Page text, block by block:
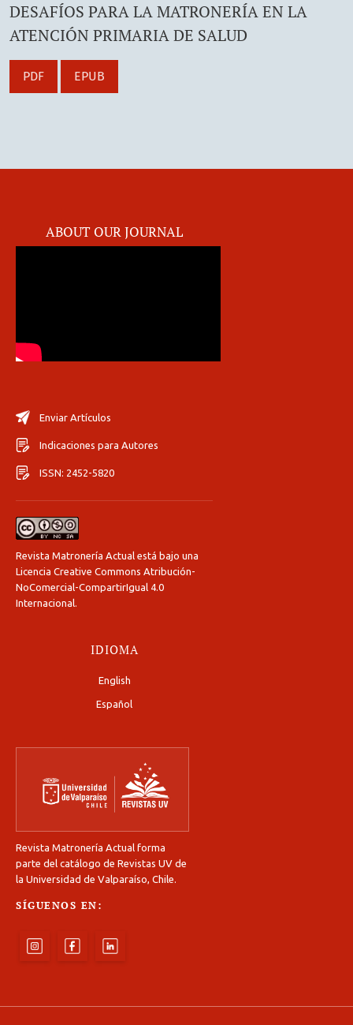
DESAFÍOS PARA LA MATRONERÍA EN LA
ATENCIÓN PRIMARIA DE SALUD
PDF EPUB
ABOUT OUR JOURNAL
Enviar Artículos
Indicaciones para Autores
ISSN: 2452-5820
Revista Matronería Actual está bajo una
Licencia Creative Commons Atribución-
NoComercial-CompartirIgual 4.0
Internacional
IDIOMA
English
Español
Revista Matronería Actual forma
parte del catálogo de Revistas UV de
la Universidad de Valparaíso, Chile.
SÍGUENOS EN: